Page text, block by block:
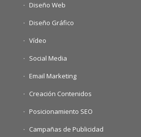
Diseño Web
Diseño Gráfico
Vídeo
Social Media
Email Marketing
Creación Contenidos
Posicionamiento SEO
Campañas de Publicidad